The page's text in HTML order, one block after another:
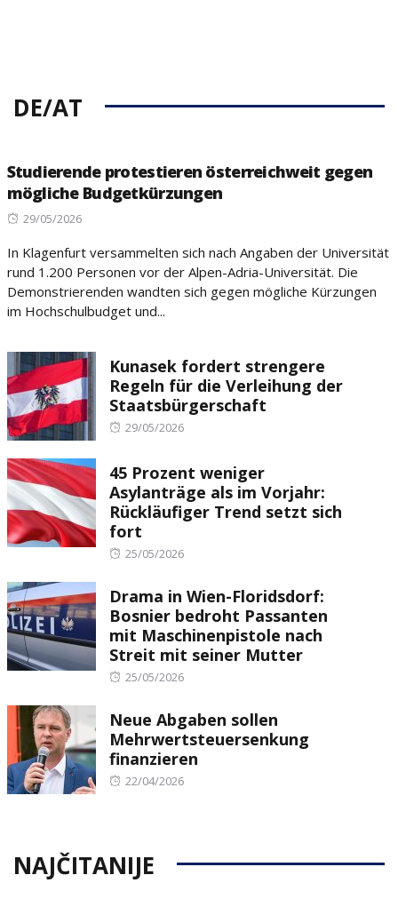
DE/AT
Studierende protestieren österreichweit gegen
mögliche Budgetkürzungen
Posted
29/05/2026
In Klagenfurt versammelten sich nach Angaben der Universität
rund 1.200 Personen vor der Alpen-Adria-Universität. Die
Demonstrierenden wandten sich gegen mögliche Kürzungen
im Hochschulbudget und...
Kunasek fordert strengere
Regeln für die Verleihung der
Staatsbürgerschaft
Posted
29/05/2026
45 Prozent weniger
Asylanträge als im Vorjahr:
Rückläufiger Trend setzt sich
fort
Posted
25/05/2026
Drama in Wien-Floridsdorf:
Bosnier bedroht Passanten
mit Maschinenpistole nach
Streit mit seiner Mutter
Posted
25/05/2026
Neue Abgaben sollen
Mehrwertsteuersenkung
finanzieren
Posted
22/04/2026
NAJČITANIJE